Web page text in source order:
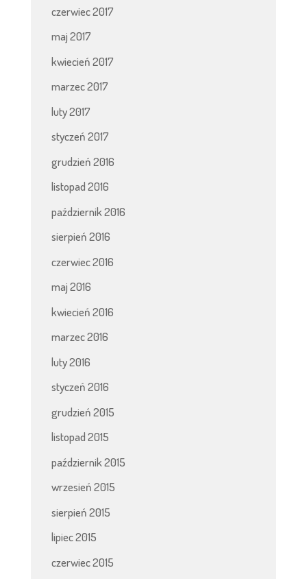
czerwiec 2017
maj 2017
kwiecień 2017
marzec 2017
luty 2017
styczeń 2017
grudzień 2016
listopad 2016
październik 2016
sierpień 2016
czerwiec 2016
maj 2016
kwiecień 2016
marzec 2016
luty 2016
styczeń 2016
grudzień 2015
listopad 2015
październik 2015
wrzesień 2015
sierpień 2015
lipiec 2015
czerwiec 2015